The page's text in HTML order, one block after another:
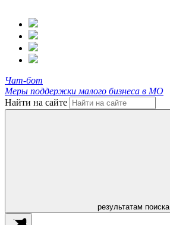
Чат-бот
Меры поддержки малого бизнеса в МО
Найти на сайте
результатам поиска